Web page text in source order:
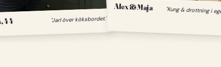
44 "Jarl över köksbordet."
Alex & Maja "Kung & drottning i